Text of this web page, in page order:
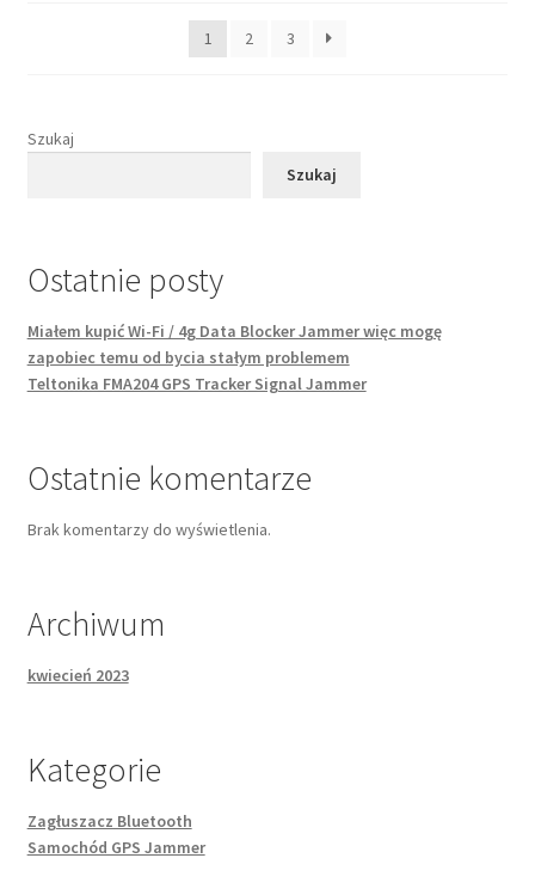
1 2 3
Szukaj
Szukaj
Ostatnie posty
Miałem kupić Wi-Fi / 4g Data Blocker Jammer więc mogę
zapobiec temu od bycia stałym problemem
Teltonika FMA204 GPS Tracker Signal Jammer
Ostatnie komentarze
Brak komentarzy do wyświetlenia.
Archiwum
kwiecień 2023
Kategorie
Zagłuszacz Bluetooth
Samochód GPS Jammer